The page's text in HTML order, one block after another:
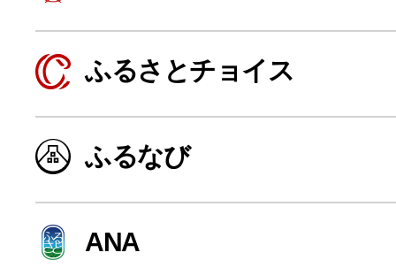
よく見られている返礼品
ふるさと納税徹底比較
ふるさとチョイス
ふるなび
ANA